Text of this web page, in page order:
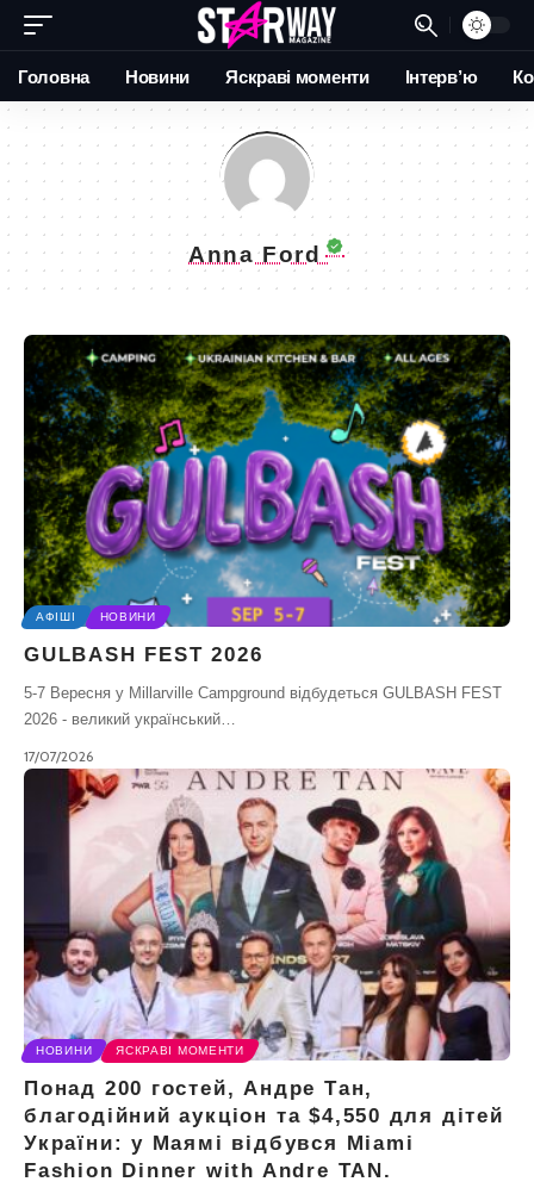
Головна Новини Яскраві моменти Інтерв’ю
Anna Ford
АФІШІ НОВИНИ
GULBASH FEST 2026
5-7 Вересня у Millarville Campground відбудеться GULBASH FEST
2026 - великий український…
17/07/2026
НОВИНИ ЯСКРАВІ МОМЕНТИ
Понад 200 гостей, Андре Тан,
благодійний аукціон та $4,550 для дітей
України: у Маямі відбувся Miami
Fashion Dinner with Andre TAN.